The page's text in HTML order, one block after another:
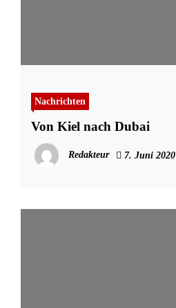
Nachrichten
Von Kiel nach Dubai
Redakteur 7. Juni 2020